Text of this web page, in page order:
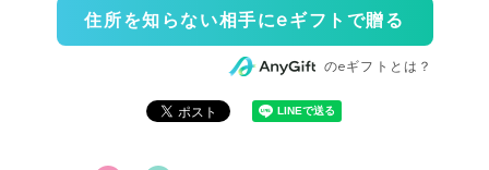
住所を知らない相手にeギフトで贈る
のeギフトとは？